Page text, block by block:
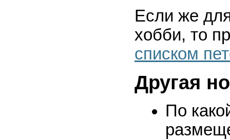
Если же
хобби, то
списком
Другая
По